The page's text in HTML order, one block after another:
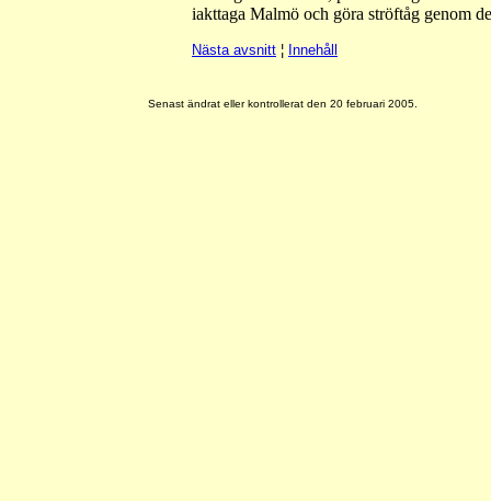
iakttaga Malmö och göra ströftåg genom
Nästa avsnitt ¦ Innehåll
Senast ändrat eller kontrollerat den 20 februari 2005.